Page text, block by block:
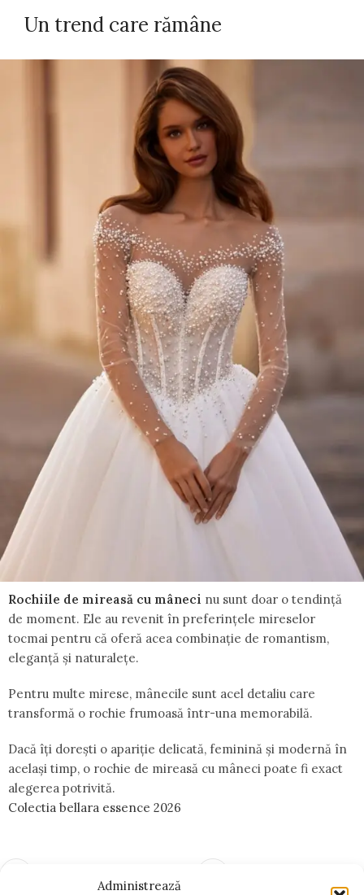
Administrează
Un trend care rămâne
Rochiile de mireasă cu mâneci nu sunt doar o tendință
de moment. Ele au revenit în preferințele mireselor
tocmai pentru că oferă acea combinație de romantism,
eleganță și naturalețe.
Pentru multe mirese, mânecile sunt acel detaliu care
transformă o rochie frumoasă într-una memorabilă.
Dacă îți dorești o apariție delicată, feminină și modernă în
același timp, o rochie de mireasă cu mâneci poate fi exact
alegerea potrivită.
Colectia bellara essence 2026